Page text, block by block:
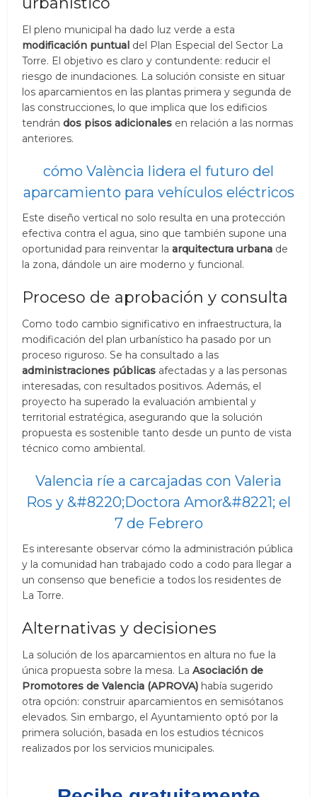
El pleno municipal ha dado luz verde a esta
modificación puntual del Plan Especial del Sector La
Torre. El objetivo es claro y contundente: reducir el
riesgo de inundaciones. La solución consiste en situar
los aparcamientos en las plantas primera y segunda de
las construcciones, lo que implica que los edificios
tendrándos pisos adicionales en relación a las normas
anteriores.
cómo València lidera el futuro del
aparcamiento para vehículos eléctricos
Este diseño vertical no solo resulta en una protección
efectiva contra el agua, sino que también supone una
oportunidad para reinventar laarquitectura urbana de
la zona, dándole un aire moderno y funcional.
Proceso de aprobación y consulta
Como todo cambio significativo en infraestructura, la
modificación del plan urbanístico ha pasado por un
proceso riguroso. Se ha consultado a las
administraciones públicas afectadas y a las personas
interesadas, con resultados positivos. Además, el
proyecto ha superado la evaluación ambiental y
territorial estratégica, asegurando que la solución
propuesta es sostenible tanto desde un punto de vista
técnico como ambiental.
Valencia ríe a carcajadas con Valeria
Ros y &#8220;Doctora Amor&#8221; el
7 de Febrero
Es interesante observar cómo la administración pública
y la comunidad han trabajado codo a codo para llegar a
un consenso que beneficie a todos los residentes de
La Torre.
Alternativas y decisiones
La solución de los aparcamientos en altura no fue la
única propuesta sobre la mesa. LaAsociación de
Promotores de Valencia (APROVA) había sugerido
otra opción: construir aparcamientos en semisótanos
elevados. Sin embargo, el Ayuntamiento optó por la
primera solución, basada en los estudios técnicos
realizados por los servicios municipales.